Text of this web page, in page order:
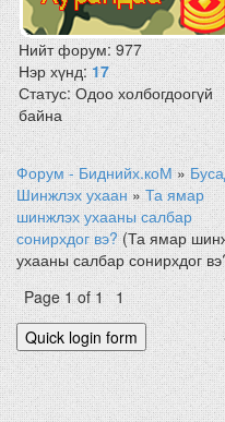
Нийт форум:977
Нэр хүнд:17
Статус:Одоо холбогдоогүй
байна
Форум - Биднийх.коМ »
Шинжлэх ухаан » Та ямар
шинжлэх ухааны салбар
сонирхдог вэ? (Та ямар
ухааны салбар сонирхдог
Page1of1 1